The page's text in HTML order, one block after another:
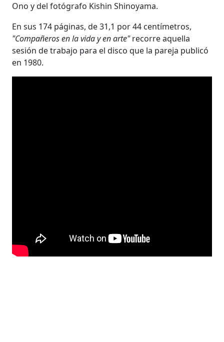
Ono y del fotógrafo Kishin Shinoyama.
En sus 174 páginas, de 31,1 por 44 centímetros,
"Compañeros en la vida y en arte"recorre aquella
sesión de trabajo para el disco que la pareja publicó
en 1980.